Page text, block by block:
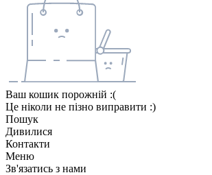
Ваш кошик порожній :(
Це ніколи не пізно виправити :)
Пошук
Дивилися
Контакти
Меню
Зв'язатись з нами